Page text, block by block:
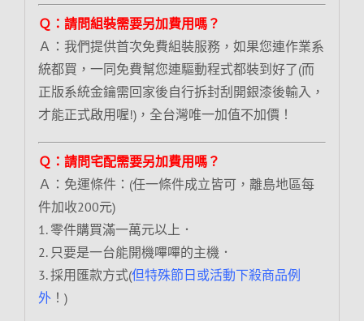
Ｑ：請問組裝需要另加費用嗎？
Ａ：我們提供首次免費組裝服務，如果您連作業系
統都買，一同免費幫您連驅動程式都裝到好了(而
正版系統金鑰需回家後自行拆封刮開銀漆後輸入，
才能正式啟用喔!)，全台灣唯一加值不加價！
Ｑ：請問宅配需要另加費用嗎？
Ａ：免運條件：(任一條件成立皆可，離島地區每
件加收200元)
1. 零件購買滿一萬元以上．
2. 只要是一台能開機嗶嗶的主機．
3. 採用匯款方式(但特殊節日或活動下殺商品例
外！)